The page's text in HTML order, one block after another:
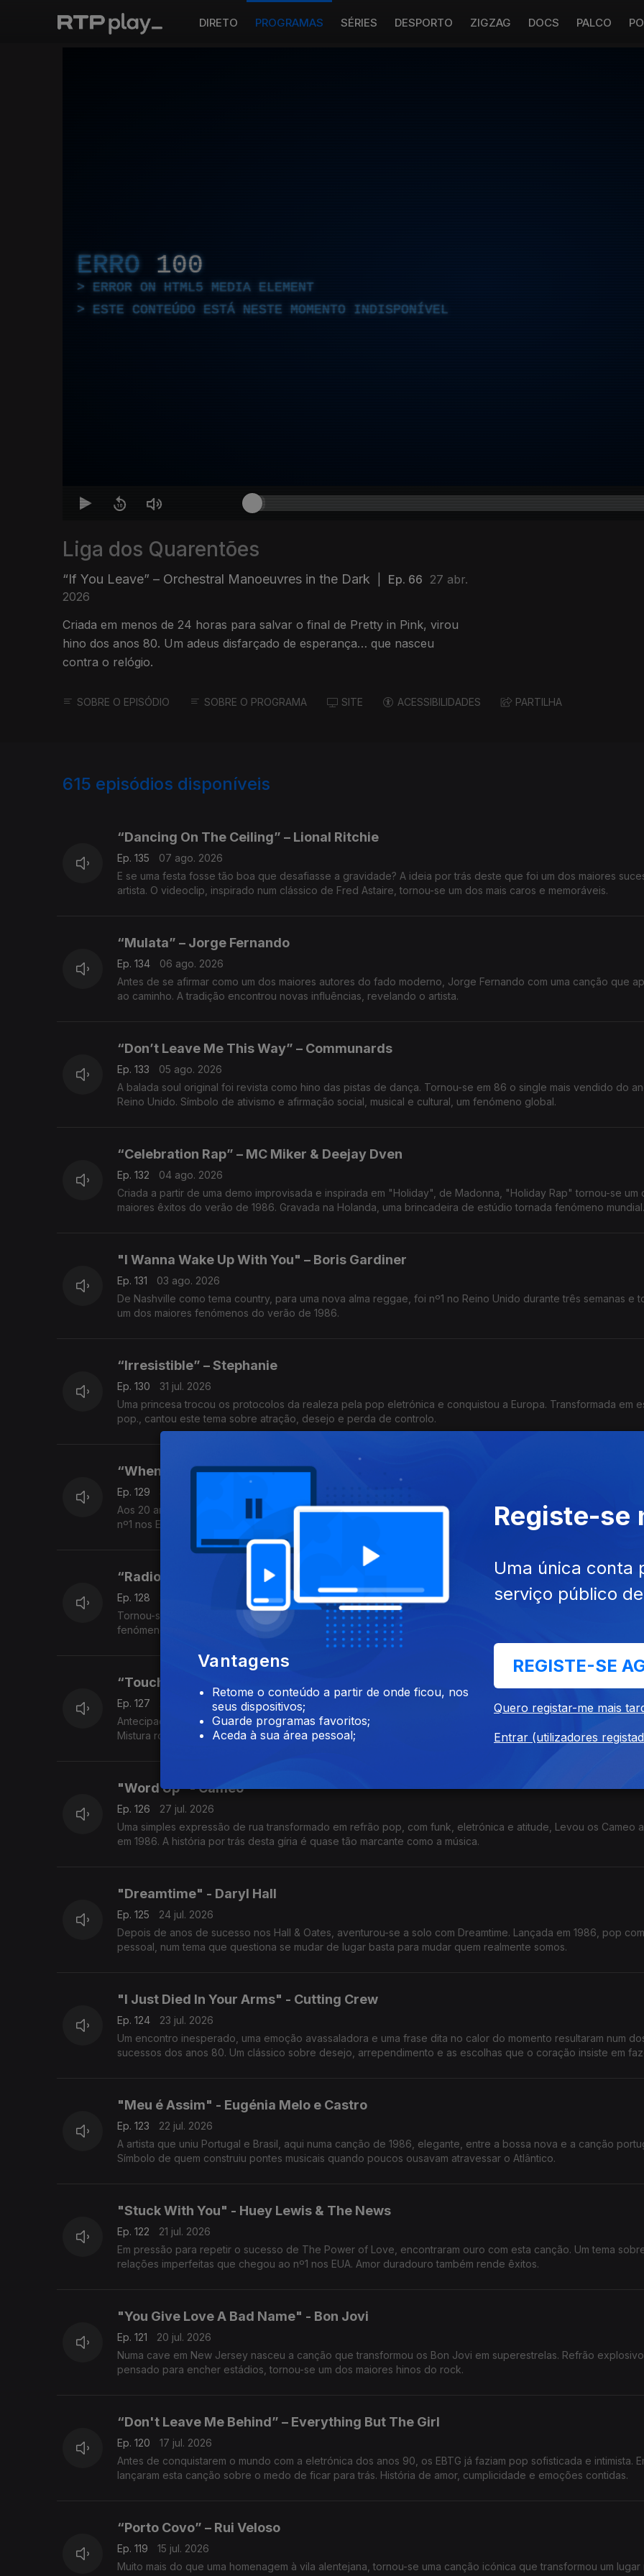
DIRETO PROGRAMAS SÉRIES DESPORTO ZIGZAG DOCS PALCO
ERRO 100
ERROR ON HTML5 MEDIA ELEMENT
ESTE CONTEÚDO ESTÁ NESTE MOMENTO INDISPONÍVEL
Liga dos Quarentões
“If You Leave” – Orchestral Manoeuvres in the Dark Ep. 66 27 abr.
2026
Criada em menos de 24 horas para salvar o final de Pretty in Pink, virou
hino dos anos 80. Um adeus disfarçado de esperança… que nasceu
contra o relógio.
SOBRE O EPISÓDIO SOBRE O PROGRAMA SITE ACESSIBILIDADES PARTILHA
615 episódios disponíveis
“Dancing On The Ceiling” – Lional Ritchie
Ep. 135
07 ago. 2026
E se uma festa fosse tão boa que desafiasse a gravidade? A ideia por trás deste que foi um dos maiores sucessos do
artista. O videoclip, inspirado num clássico de Fred Astaire, tornou-se um dos mais caros e memoráveis.
“Mulata” – Jorge Fernando
Ep. 134
06 ago. 2026
Antes de se afirmar como um dos maiores autores do fado moderno, Jorge Fernando com uma canção que
ao caminho. A tradição encontrou novas influências, revelando o artista.
“Don’t Leave Me This Way” – Communards
Ep. 133
05 ago. 2026
A balada soul original foi revista como hino das pistas de dança. Tornou-se em 86 o single mais vendido do
Reino Unido. Símbolo de ativismo e afirmação social, musical e cultural, um fenómeno global.
“Celebration Rap” – MC Miker & Deejay Dven
Ep. 132
04 ago. 2026
Criada a partir de uma demo improvisada e inspirada em "Holiday", de Madonna, "Holiday Rap" tornou-se um
maiores êxitos do verão de 1986. Gravada na Holanda, uma brincadeira de estúdio tornada fenómeno mundial.
"I Wanna Wake Up With You" – Boris Gardiner
Ep. 131
03 ago. 2026
De Nashville como tema country, para uma nova alma reggae, foi nº1 no Reino Unido durante três semanas e
um dos maiores fenómenos do verão de 1986.
“Irresistible” – Stephanie
Ep. 130
31 jul. 2026
Uma princesa trocou os protocolos da realeza pela pop eletrónica e conquistou a Europa. Transformada em
pop., cantou este tema sobre atração, desejo e perda de controlo.
“When I Think Of You” – Janet Jackson
Ep. 129
Aos 20 anos, decidiu deixar de ser “a irmã de” e assumir o controlo da própria história. Este tornou-se o seu
nº1 nos EUA e confirmou o nascimento de uma nova estrela da pop.
“Radio Pirata” – RPM
Ep. 128
Tornou-se o hino de uma geração brasileira que descobria a liberdade após a ditadura. Impulsionou os RPM
fenómeno sem precedentes. Uma das maiores digressões e um dos discos mais vendidos da história do Brasil.
“Touch The Night” – Neil Young
Ep. 127
28 jul. 2026
Antecipação de uma questão mais atual do que nunca: quando é que a informação se transforma em
Mistura rock e eletrónica para criticar a tv sensacionalista.
"Word Up" - Cameo
Ep. 126
27 jul. 2026
Uma simples expressão de rua transformado em refrão pop, com funk, eletrónica e atitude, Levou os Cameo
em 1986. A história por trás desta gíria é quase tão marcante como a música.
"Dreamtime" - Daryl Hall
Ep. 125
24 jul. 2026
Depois de anos de sucesso nos Hall & Oates, aventurou-se a solo com Dreamtime. Lançada em 1986, pop
pessoal, num tema que questiona se mudar de lugar basta para mudar quem realmente somos.
"I Just Died In Your Arms" - Cutting Crew
Ep. 124
23 jul. 2026
Um encontro inesperado, uma emoção avassaladora e uma frase dita no calor do momento resultaram num
sucessos dos anos 80. Um clássico sobre desejo, arrependimento e as escolhas que o coração insiste em
"Meu é Assim" - Eugénia Melo e Castro
Ep. 123
22 jul. 2026
A artista que uniu Portugal e Brasil, aqui numa canção de 1986, elegante, entre a bossa nova e a canção
Símbolo de quem construiu pontes musicais quando poucos ousavam atravessar o Atlântico.
"Stuck With You" - Huey Lewis & The News
Ep. 122
21 jul. 2026
Em pressão para repetir o sucesso de The Power of Love, encontraram ouro com esta canção. Um tema
relações imperfeitas que chegou ao nº1 nos EUA. Amor duradouro também rende êxitos.
"You Give Love A Bad Name" - Bon Jovi
Ep. 121
20 jul. 2026
Numa cave em New Jersey nasceu a canção que transformou os Bon Jovi em superestrelas. Refrão
pensado para encher estádios, tornou-se um dos maiores hinos do rock.
“Don't Leave Me Behind” – Everything But The Girl
Ep. 120
17 jul. 2026
Antes de conquistarem o mundo com a eletrónica dos anos 90, os EBTG já faziam pop sofisticada e intimista.
lançaram esta canção sobre o medo de ficar para trás. História de amor, cumplicidade e emoções contidas.
“Porto Covo” – Rui Veloso
Ep. 119
15 jul. 2026
Muito mais do que uma homenagem à vila alentejana, tornou-se uma canção icónica que transformou um lugar
Vantagens
Retome o conteúdo a partir de onde ficou, nos
seus dispositivos;
Guarde programas favoritos;
Aceda à sua área pessoal;
Registe-se
Uma única conta
serviço público
REGISTE-SE
Quero registar-me mais
Entrar (utilizadores